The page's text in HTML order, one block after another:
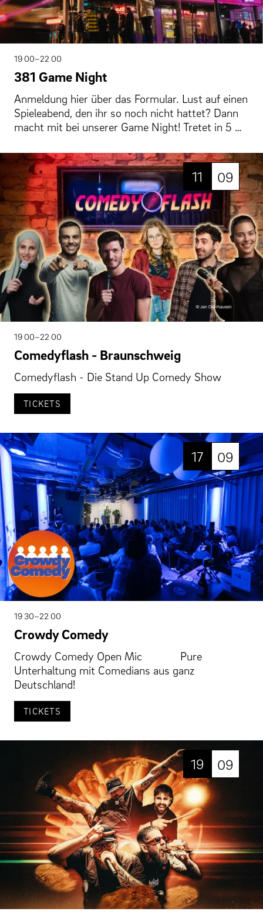
19 00–22 00
381 Game Night
Anmeldung hier über das Formular. Lust auf einen
Spieleabend, den ihr so noch nicht hattet? Dann
macht mit bei unserer Game Night! Tretet in 5 …
11 09
19 00–22 00
Comedyflash - Braunschweig
Comedyflash - Die Stand Up Comedy Show
TICKETS
17 09
19 30–22 00
Crowdy Comedy
Crowdy Comedy Open Mic Pure
Unterhaltung mit Comedians aus ganz
Deutschland!
TICKETS
19 09